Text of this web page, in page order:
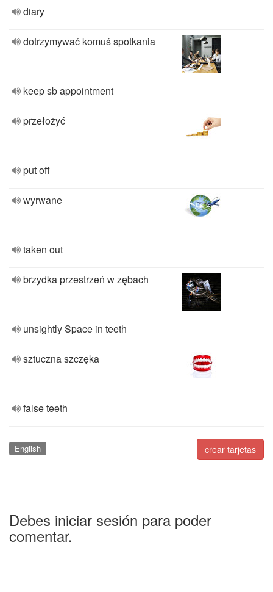
diary
dotrzymywać komuś spotkania
keep sb appointment
przełożyć
put off
wyrwane
taken out
brzydka przestrzeń w zębach
unsightly Space in teeth
sztuczna szczęka
false teeth
crear tarjetas
English
Debes iniciar sesión para poder
comentar.